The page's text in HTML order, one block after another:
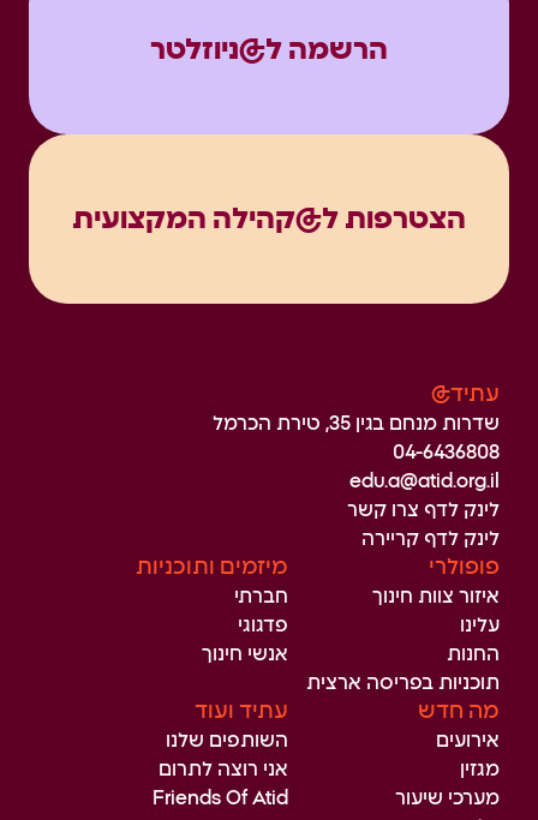
הרשמה ל@ניוזלטר
הצטרפות ל@קהילה המקצועית
עתיד@
שדרות מנחם בגין 35, טירת הכרמל
04-6436808
edu.a@atid.org.il
לינק לדף צרו קשר
לינק לדף קריירה
פופולרי
איזור צוות חינוך
עלינו
החנות
תוכניות בפריסה ארצית
מיזמים ותוכניות
חברתי
פדגוגי
אנשי חינוך
מה חדש
אירועים
מגזין
מערכי שיעור
עתיד ועוד
השותפים שלנו
אני רוצה לתרום
Friends Of Atid